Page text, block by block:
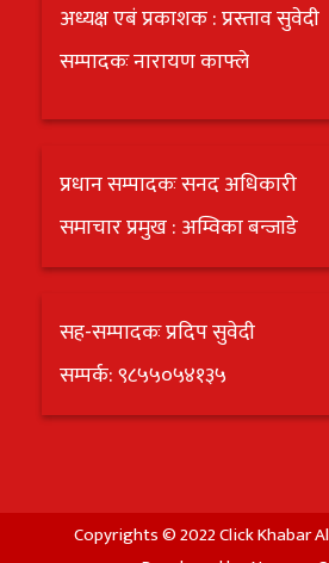
अध्यक्ष एबं प्रकाशक : प्रस्ताव सुवेदी
सम्पादकः नारायण काफ्ले
प्रधान सम्पादकः सनद अधिकारी
समाचार प्रमुख : अम्विका बन्जाडे
सह-सम्पादकः प्रदिप सुवेदी
सम्पर्क: ९८५५०५४१३५
Copyrights © 2022 Click Khabar